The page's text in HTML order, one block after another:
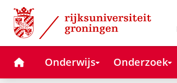
Skip
Content
Skip
Navigation
HomeOnderwijs Onderzoek